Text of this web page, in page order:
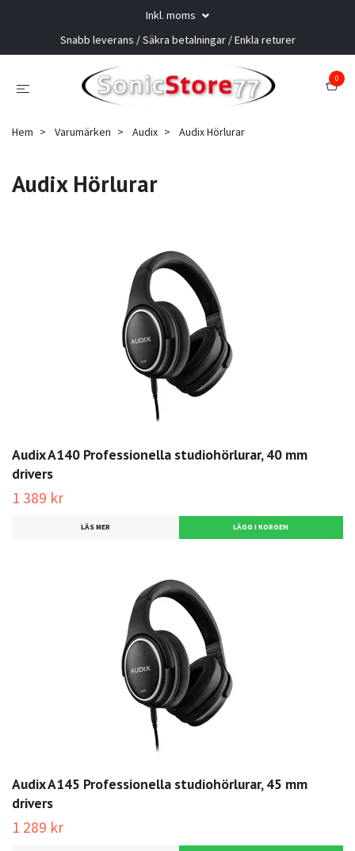
Inkl. moms
Snabb leverans / Säkra betalningar / Enkla returer
0
Hem Varumärken Audix Audix Hörlurar
Audix Hörlurar
Audix A140 Professionella studiohörlurar, 40 mm
drivers
1 389 kr
LÄS MER
Audix A145 Professionella studiohörlurar, 45 mm
drivers
1 289 kr